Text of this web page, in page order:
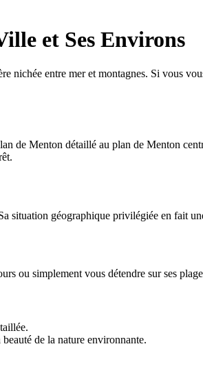
et Ses Environs
nichée entre mer et montagnes. Si vous
de Menton détaillé au plan de Menton
géographique privilégiée en fait
ou simplement vous détendre sur ses
de la nature environnante.